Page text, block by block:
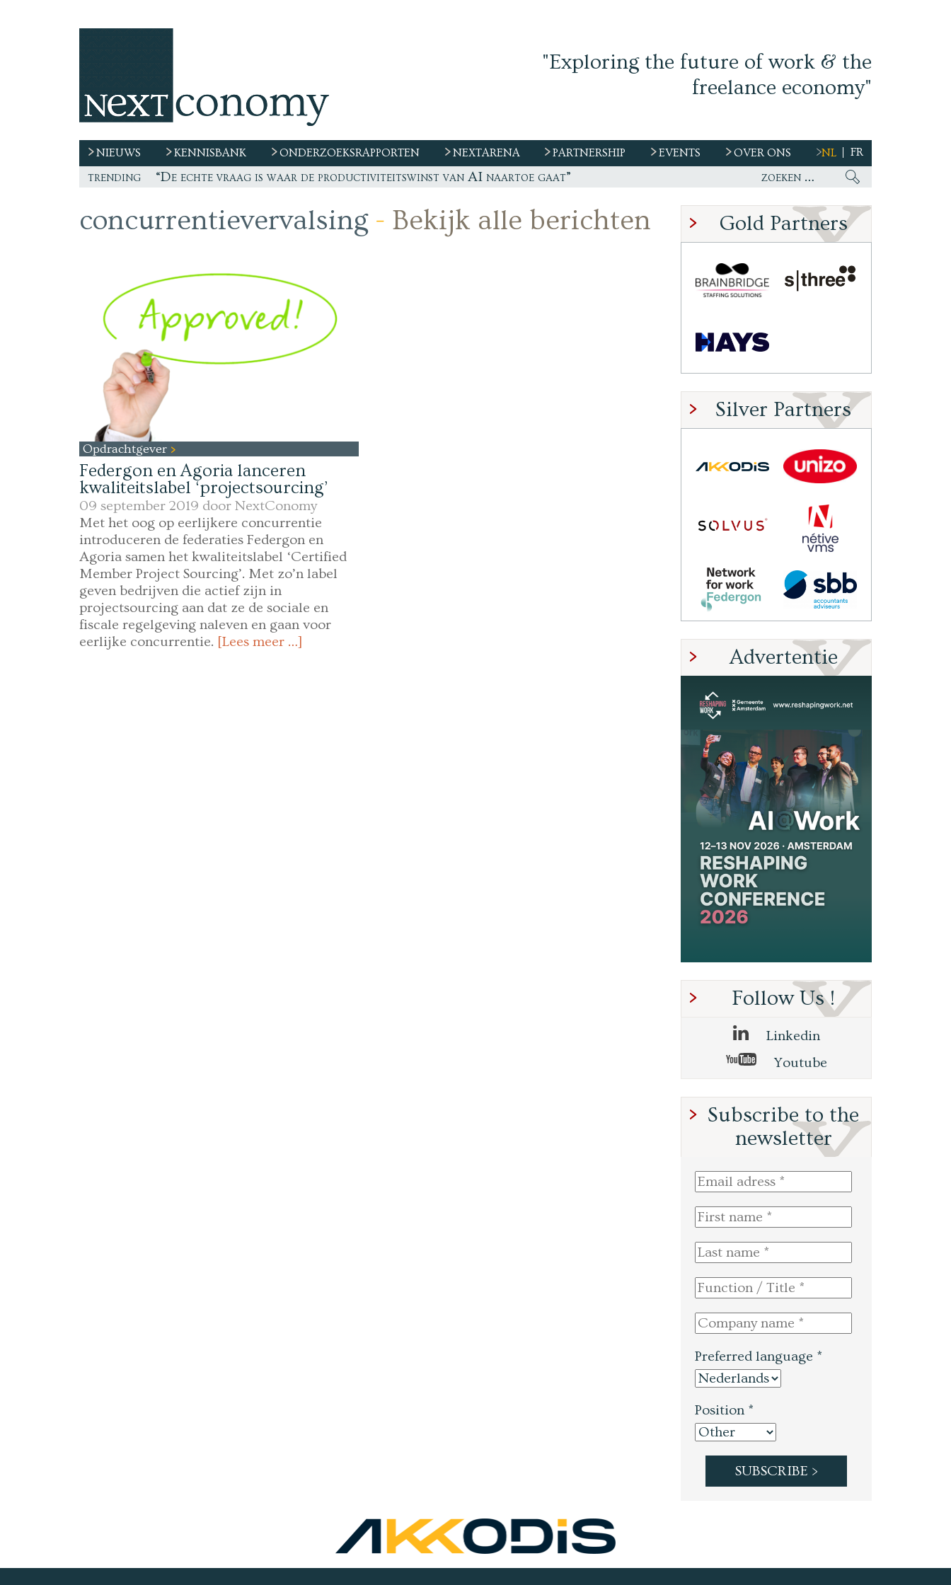
"Exploring the future of work & the
freelance economy"
NIEUWS KENNISBANK ONDERZOEKSRAPPORTEN NEXTARENA PARTNERSHIP EVENTS OVER ONS NL FR
trending “De echte vraag is waar de productiviteitswinst van AI naartoe gaat” Freelancer, teken niet zomaar
concurrentievervalsing - Bekijk alle berichten
Opdrachtgever
Federgon en Agoria lanceren
kwaliteitslabel ‘projectsourcing’
09 september 2019 door NextConomy
Met het oog op eerlijkere concurrentie
introduceren de federaties Federgon en
Agoria samen het kwaliteitslabel ‘Certified
Member Project Sourcing’. Met zo’n label
geven bedrijven die actief zijn in
projectsourcing aan dat ze de sociale en
fiscale regelgeving naleven en gaan voor
eerlijke concurrentie. [Lees meer …]
Gold Partners
Silver Partners
Advertentie
Follow Us !
Linkedin
Youtube
Subscribe to the
newsletter
Preferred language *
Position *